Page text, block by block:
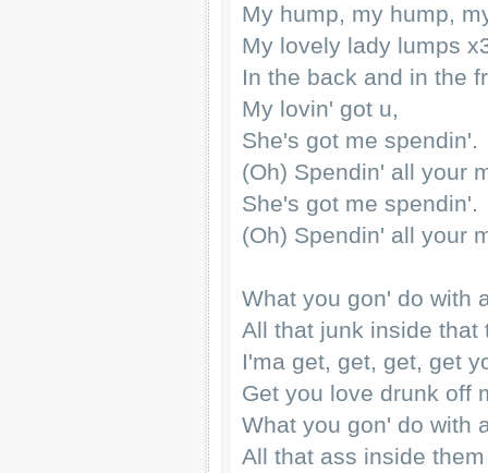
My hump, my hump,
My lovely lady lumps
In the back and in the
My lovin' got u,
She's got me spendin'.
(Oh) Spendin' all your
She's got me spendin'.
(Oh) Spendin' all your
What you gon' do with
All that junk inside that
I'ma get, get, get, get
Get you love drunk off
What you gon' do with
All that ass inside